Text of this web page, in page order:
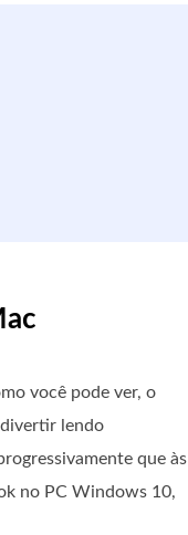
você pode ver, o
lendo
que às
no PC Windows 10,